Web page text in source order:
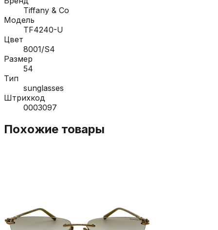
Tiffany & Co
Модель
TF4240-U
Цвет
8001/S4
Размер
54
Тип
sunglasses
Штрихкод
0003097
Похожие товары